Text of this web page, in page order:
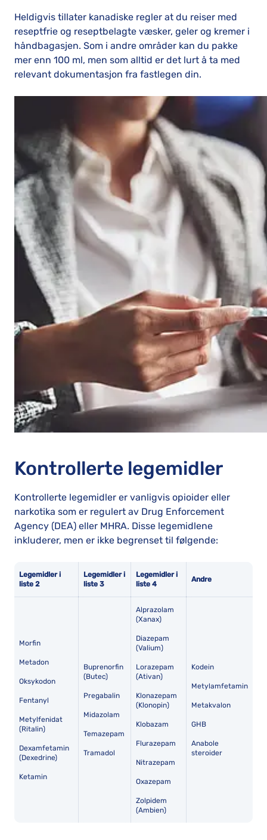
Heldigvis tillater kanadiske regler at du reiser med
reseptfrie og reseptbelagte væsker, geler og kremer i
håndbagasjen. Som i andre områder kan du pakke
mer enn 100 ml, men som alltid er det lurt å ta med
relevant dokumentasjon fra fastlegen din.
Kontrollerte legemidler
Kontrollerte legemidler er vanligvis opioider eller
narkotika som er regulert av Drug Enforcement
Agency (DEA) eller MHRA. Disse legemidlene
inkluderer, men er ikke begrenset til følgende:
Legemidler i
liste 2
Legemidler i
liste 3
Legemidler i
liste 4
Andre
Morfin
Metadon
Oksykodon
Fentanyl
Metylfenidat
(Ritalin)
Dexamfetamin
(Dexedrine)
Ketamin
Buprenorfin
(Butec)
Pregabalin
Midazolam
Temazepam
Tramadol
Alprazolam
(Xanax)
Diazepam
(Valium)
Lorazepam
(Ativan)
Klonazepam
(Klonopin)
Klobazam
Flurazepam
Nitrazepam
Oxazepam
Zolpidem
(Ambien)
Kodein
Metylamfetamin
Metakvalon
GHB
Anabole
steroider